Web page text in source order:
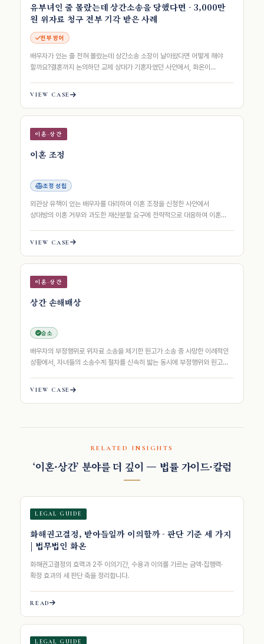
유부녀인 줄 몰랐는데 상간소송을 당했다면 - 3,000만
원 위자료 청구 전부 기각 받은 사례
전부 방어
배우자가 있는 줄 전혀 몰랐는데 상간소송 소장이 날아왔다면 어떻게 해야
할까요?결혼까지 논의하던 교제 상대가 기혼자였던 사안에서, 화온이
VIEW CASE
이혼·상간
이혼 조정
조정 성립
외관상 유책이 있는 배우자를 대리하여 이혼 조정을 신청한 사안에서
상대방의 이혼 거부와 과도한 재산분할 요구에 전략적으로 대응하여 이혼
VIEW CASE
이혼·상간
상간 손해배상
승소
배우자의 부정행위로 위자료 소송을 제기한 원고가 소송 중 사망한 이례적인
상황에서, 자녀들의 소송수계 절차를 신속히 밟는 동시에 부정행위와 원고
VIEW CASE
RELATED INSIGHTS
‘이혼·상간’ 분야를 더 깊이 — 법률 가이드·칼럼
LEGAL GUIDE
화해권고결정, 받아들일까 이의할까 - 판단 기준 세 가지
| 법무법인 화온
화해권고결정의 효력과 2주 이의기간, 수용과 이의를 가르는 금액·집행력·
확정 효과의 세 판단 축을 정리합니다.
READ
LEGAL GUIDE